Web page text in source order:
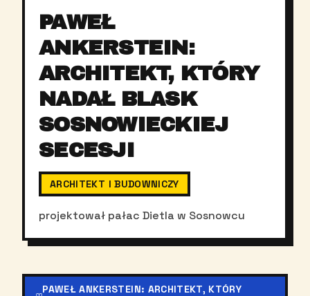
PAWEŁ
ANKERSTEIN:
ARCHITEKT, KTÓRY
NADAŁ BLASK
SOSNOWIECKIEJ
SECESJI
ARCHITEKT I BUDOWNICZY
projektował pałac Dietla w Sosnowcu
PAWEŁ ANKERSTEIN: ARCHITEKT, KTÓRY